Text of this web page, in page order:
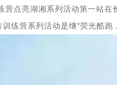
点亮湖湘系列活动第一站在
练营系列活动是继“荧光酷